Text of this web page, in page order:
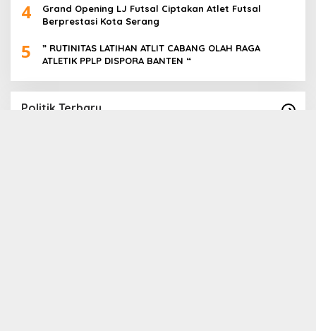
4
Grand Opening LJ Futsal Ciptakan Atlet Futsal
Berprestasi Kota Serang
5
” RUTINITAS LATIHAN ATLIT CABANG OLAH RAGA
ATLETIK PPLP DISPORA BANTEN “
Politik Terbaru